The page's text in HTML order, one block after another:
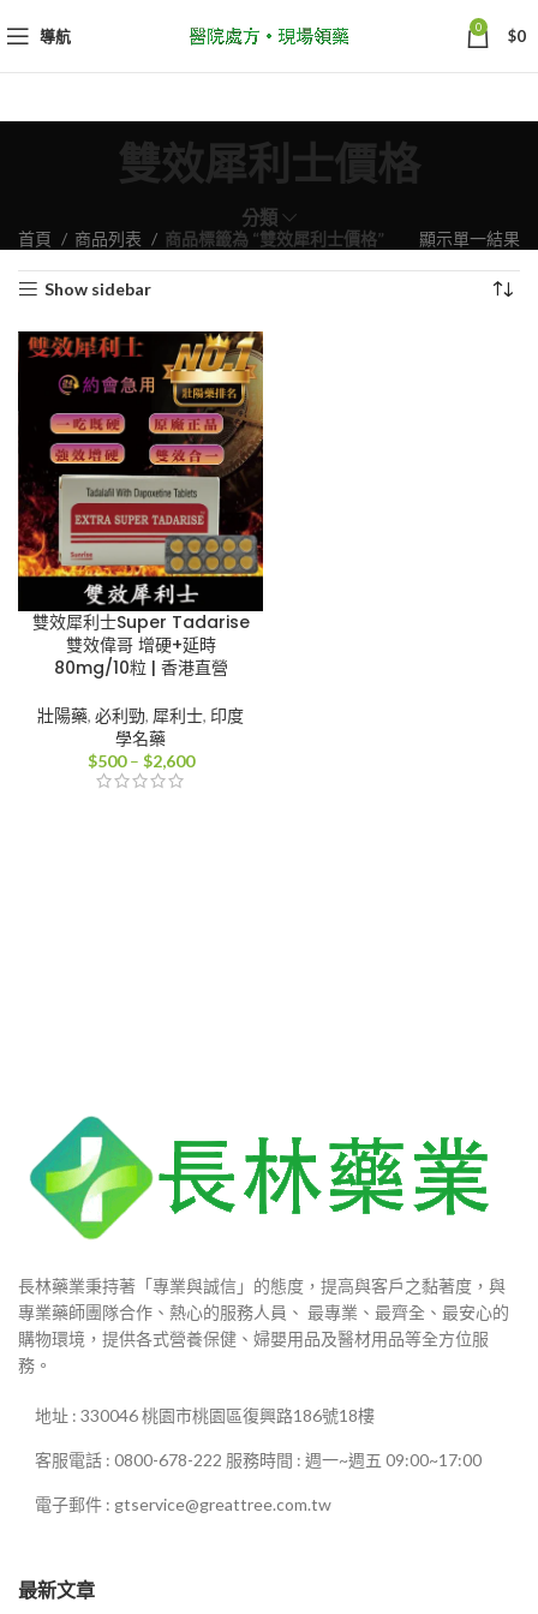
導航 0 $0
雙效犀利士價格
分類
首頁 商品列表 商品標籤為 “雙效犀利士價格” 顯示單一結果
Show sidebar
雙效犀利士Super Tadarise
雙效偉哥 增硬+延時
80mg/10粒 | 香港直營
壯陽藥, 必利勁, 犀利士, 印度
學名藥
$500 – $2,600價
長林藥業秉持著「專業與誠信」的態度，提高與客戶之黏著度，與
專業藥師團隊合作、熱心的服務人員、 最專業、最齊全、最安心的
購物環境，提供各式營養保健、婦嬰用品及醫材用品等全方位服
務。
地址 : 330046 桃園市桃園區復興路186號18樓
客服電話 : 0800-678-222 服務時間 : 週一~週五 09:00~17:00
電子郵件 : gtservice@greattree.com.tw
最新文章